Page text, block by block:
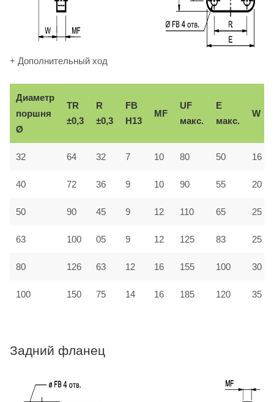
+ Дополнительный ход
Диаметр
поршня
Ø
TR
±0,3
R
±0,3
FB
H13
MF
UF
макс.
E
макс.
W
32 64 32 7 10 80 50 16
40 72 36 9 10 90 55 20
50 90 45 9 12 110 65 25
63 100 05 9 12 125 83 25
80 126 63 12 16 155 100 30
100 150 75 14 16 185 120 35
Задний фланец